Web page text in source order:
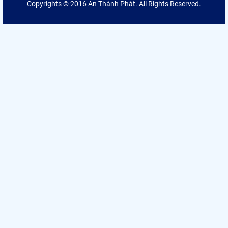
Copyrights © 2016 An Thành Phát. All Rights Reserved.